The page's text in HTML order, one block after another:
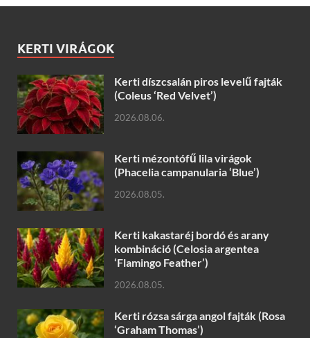
KERTI VIRÁGOK
Kerti díszcsalán piros levelű fajták
(Coleus ‘Red Velvet’)
2026.08.06.
Kerti mézontófű lila virágok
(Phacelia campanularia ‘Blue’)
2026.08.05.
Kerti kakastaréj bordó és arany
kombináció (Celosia argentea
‘Flamingo Feather’)
2026.08.05.
Kerti rózsa sárga angol fajták (Rosa
‘Graham Thomas’)